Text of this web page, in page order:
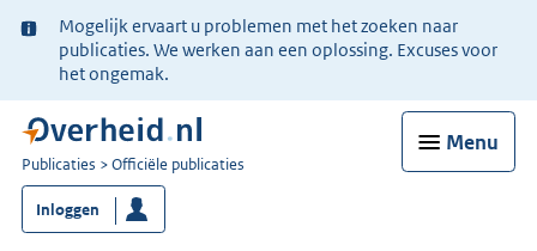
Ter
informatie:
Mogelijk ervaart u problemen met het zoeken naar
publicaties. We werken aan een oplossing. Excuses voor
het ongemak.
Menu
U
bent
nu
hier:
Publicaties Officiële publicaties
Inloggen